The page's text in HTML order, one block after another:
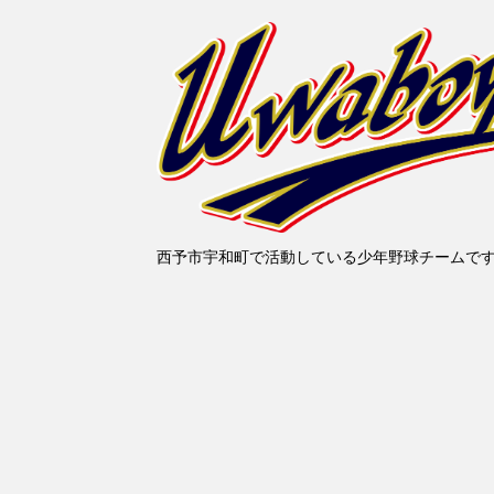
西予市宇和町で活動している少年野球チームで